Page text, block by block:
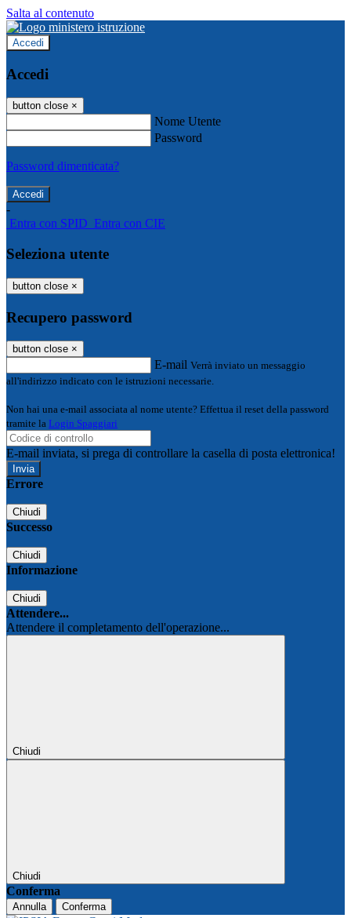
Salta al contenuto
Accedi
Accedi
button close ×
Nome Utente
Password
Password dimenticata?
-
Entra con SPID Entra con CIE
Seleziona utente
button close ×
Recupero password
button close ×
E-mail Verrà inviato un messaggio
all'indirizzo indicato con le istruzioni necessarie.
Non hai una e-mail associata al nome utente? Effettua il reset della password
tramite la Login Spaggiari
E-mail inviata, si prega di controllare la casella di posta elettronica!
Errore
Chiudi
Successo
Chiudi
Informazione
Chiudi
Attendere...
Attendere il completamento dell'operazione...
Chiudi
Chiudi
Conferma
Annulla Conferma